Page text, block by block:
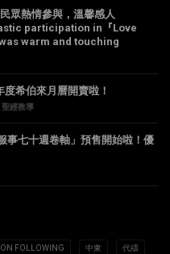
民眾熱情參與，溫馨感人
participation in『Love
warm and touching
希伯來月曆開賣啦！
聖經教導
事七十週卷軸」預售開始啦！優
FOLLOWING 中東 代禱